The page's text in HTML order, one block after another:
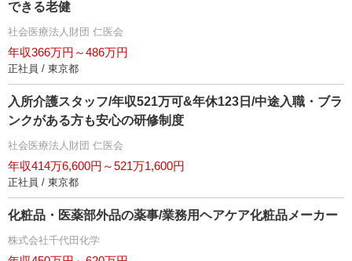
できる老健
社会医療法人財団 仁医会
年収366万円～486万円
正社員 / 東京都
入所介護スタッフ/年収521万可&年休123日/中途入職・ブラ
ンクがある方も安心の研修制度
社会医療法人財団 仁医会
年収414万6,600円～521万1,600円
正社員 / 東京都
化粧品・医薬部外品の薬事/業務用ヘアケア化粧品メーカー
株式会社千代田化学